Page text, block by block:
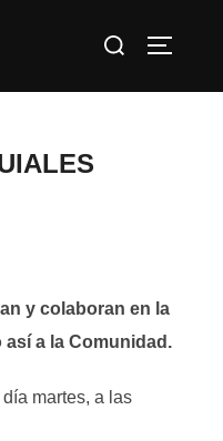
y colaboran en la
a la Comunidad.
martes, a las